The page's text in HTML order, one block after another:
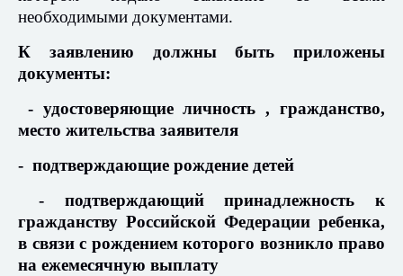
необходимыми документами.
К заявлению должны быть приложены
документы:
- удостоверяющие личность , гражданство,
место жительства заявителя
- подтверждающие рождение детей
- подтверждающий принадлежность к
гражданству Российской Федерации ребенка,
в связи с рождением которого возникло право
на ежемесячную выплату